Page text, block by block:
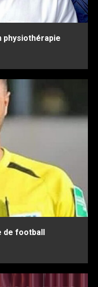
physiothérapie
de football